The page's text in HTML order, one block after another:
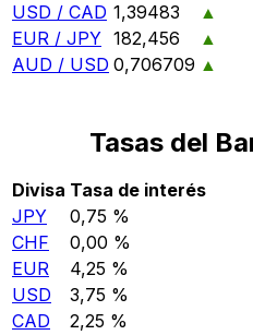
USD / CAD 1,39483
▲
EUR / JPY 182,456
▲
AUD / USD 0,706709 ▲
Tasas del
Divisa Tasa de interés
JPY
0,75 %
CHF
0,00 %
EUR
4,25 %
USD
3,75 %
CAD
2,25 %